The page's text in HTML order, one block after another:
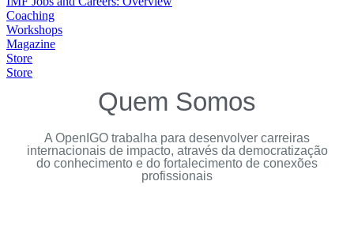
Coaching
Workshops
Magazine
Store
Store
Quem Somos
A OpenIGO trabalha para desenvolver carreiras
internacionais de impacto, através da democratização
do conhecimento e do fortalecimento de conexões
profissionais